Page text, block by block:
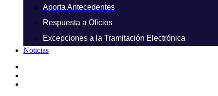
Aporta Antecedentes
Respuesta a Oficios
Excepciones a la Tramitación Electrónica
Noticias